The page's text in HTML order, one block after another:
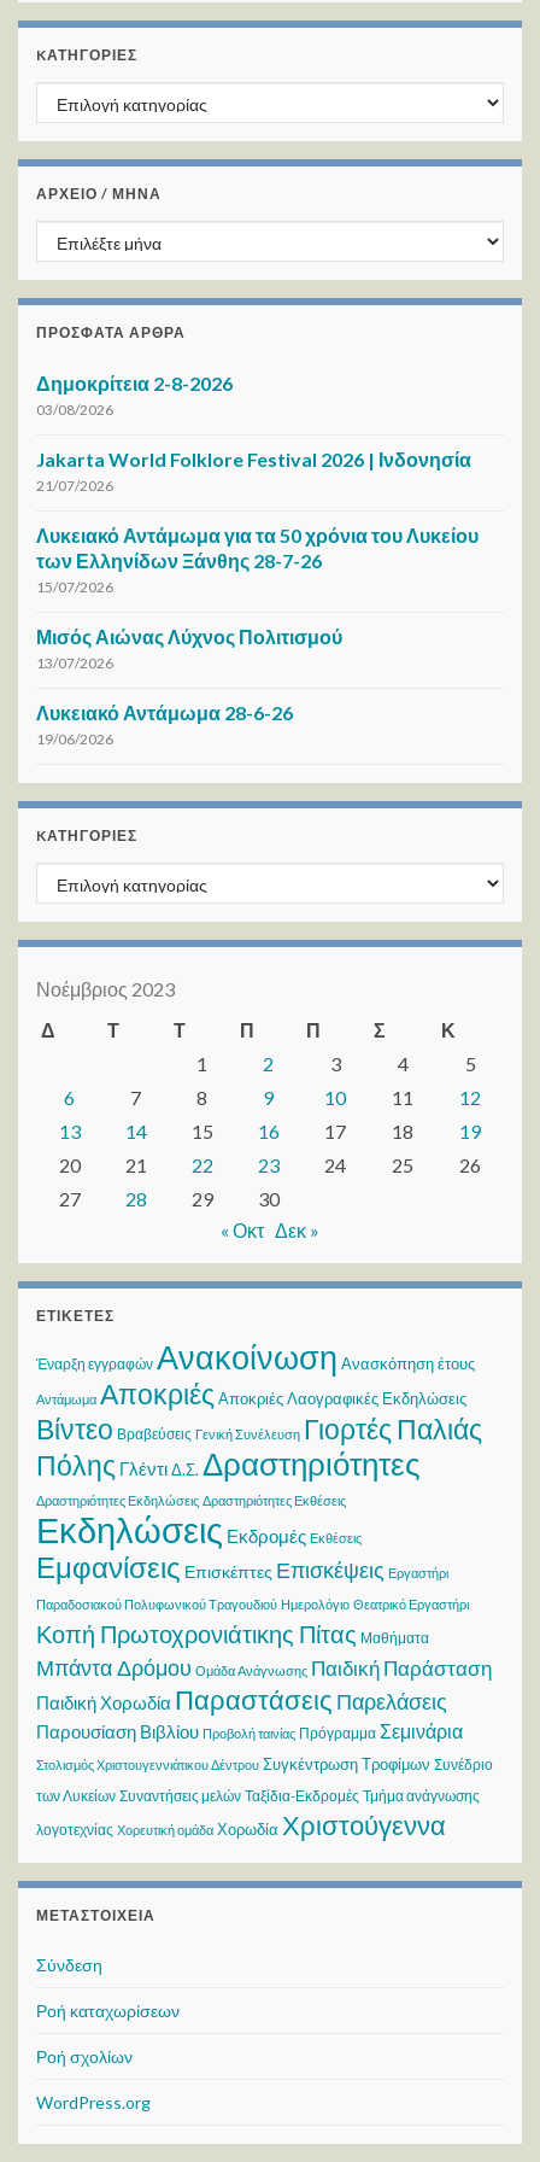
KΑΤΗΓΟΡΊΕΣ
Kατηγορίες
ΑΡΧΕΙΟ / ΜΗΝΑ
ΑΡΧΕΙΟ / ΜΗΝΑ
ΠΡΌΣΦΑΤΑ ΆΡΘΡΑ
Δημοκρίτεια 2-8-2026
03/08/2026
Jakarta World Folklore Festival 2026 | Ινδονησία
21/07/2026
Λυκειακό Αντάμωμα για τα 50 χρόνια του Λυκείου
των Ελληνίδων Ξάνθης 28-7-26
15/07/2026
Μισός Αιώνας Λύχνος Πολιτισμού
13/07/2026
Λυκειακό Αντάμωμα 28-6-26
19/06/2026
KΑΤΗΓΟΡΊΕΣ
Kατηγορίες
Νοέμβριος 2023
Δ
Τ Τ Π Π Σ
Κ
1
2 3 4
5
6
7 8 9 10 11
12
13
14 15 16 17 18
19
20
21 22 23 24 25
26
27
28 29
30
« Οκτ Δεκ »
ΕΤΙΚΈΤΕΣ
Έναρξη εγγραφών Ανακοίνωση Ανασκόπηση έτους
Αντάμωμα Αποκριές Αποκριές Λαογραφικές Εκδηλώσεις
Βίντεο Βραβεύσεις Γενική Συνέλευση Γιορτές Παλιάς
Πόλης ΓλέντιΔ.Σ. Δραστηριότητες
Δραστηριότητες Εκδηλώσεις Δραστηριότητες Εκθέσεις
Εκδηλώσεις Εκδρομές Εκθέσεις
Εμφανίσεις Επισκέπτες Επισκέψεις Εργαστήρι
Παραδοσιακού Πολυφωνικού Τραγουδιού Ημερολόγιο Θεατρικό Εργαστήρι
Κοπή Πρωτοχρονιάτικης Πίτας Μαθήματα
Μπάντα Δρόμου Ομάδα Ανάγνωσης Παιδική Παράσταση
Παιδική Χορωδία Παραστάσεις Παρελάσεις
Παρουσίαση Βιβλίου Προβολή ταινίας Πρόγραμμα Σεμινάρια
Στολισμός Χριστουγεννιάτικου Δέντρου Συγκέντρωση Τροφίμων Συνέδριο
των Λυκείων Συναντήσεις μελών Ταξίδια-Εκδρομές Τμήμα ανάγνωσης
λογοτεχνίας Χορευτική ομάδα Χορωδία Χριστούγεννα
ΜΕΤΑΣΤΟΙΧΕΊΑ
Σύνδεση
Ροή καταχωρίσεων
Ροή σχολίων
WordPress.org